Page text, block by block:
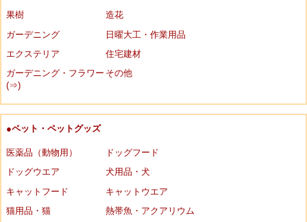
果樹
造花
ガーデニング
日曜大工・作業用品
エクステリア
住宅建材
ガーデニング・フラワー
(⇒)
その他
●ペット・ペットグッズ
医薬品（動物用）
ドッグフード
ドッグウエア
犬用品・犬
キャットフード
キャットウエア
猫用品・猫
熱帯魚・アクアリウム